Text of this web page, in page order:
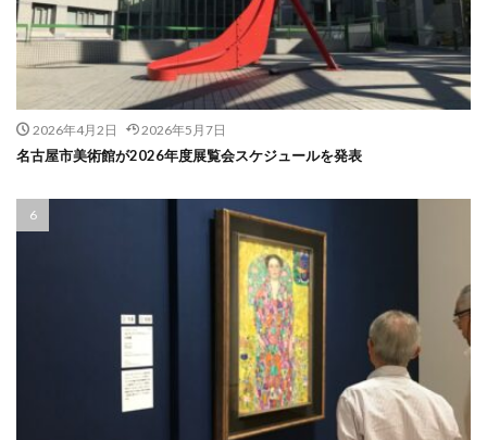
2026年4月2日 2026年5月7日
名古屋市美術館が2026年度展覧会スケジュールを発表